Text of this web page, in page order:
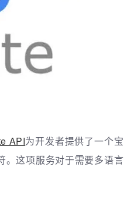
API为开发者提供了一个宝
。这项服务对于需要多语言